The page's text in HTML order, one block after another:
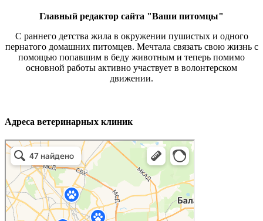
Главный редактор сайта "Ваши питомцы"
С раннего детства жила в окружении пушистых и одного
пернатого домашних питомцев. Мечтала связать свою жизнь с
помощью попавшим в беду животным и теперь помимо
основной работы активно участвует в волонтерском
движении.
Адреса ветеринарных клиник